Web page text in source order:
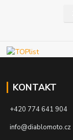
KONTAKT
+420 774 641 904
info@diablomoto.cz